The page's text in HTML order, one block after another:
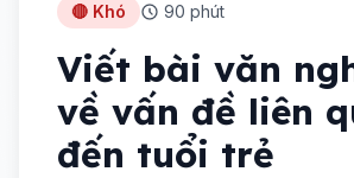
🔴 Khó 90 phút
Viết bài văn
về vấn đề liên
đến tuổi trẻ